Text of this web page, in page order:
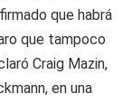
que habrá
que tampoco
Craig Mazin,
en una